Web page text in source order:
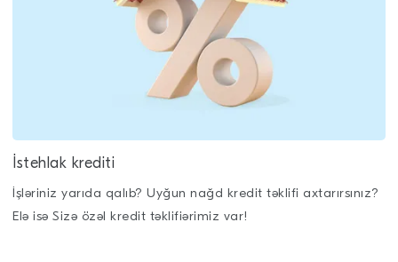
İstehlak krediti
İşləriniz yarıda qalıb? Uyğun nağd kredit təklifi axtarırsınız?
Elə isə Sizə özəl kredit təklifiərimiz var!